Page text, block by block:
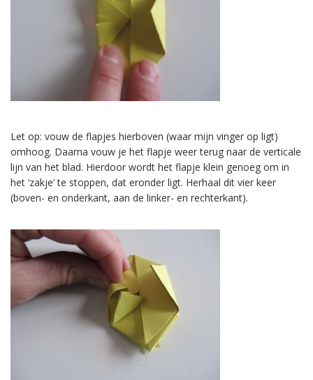
Let op: vouw de flapjes hierboven (waar mijn vinger op ligt)
omhoog. Daarna vouw je het flapje weer terug naar de verticale
lijn van het blad. Hierdoor wordt het flapje klein genoeg om in
het ‘zakje’ te stoppen, dat eronder ligt. Herhaal dit vier keer
(boven- en onderkant, aan de linker- en rechterkant).